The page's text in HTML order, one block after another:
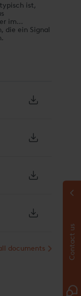
ist,
im
die ein Signal
documents Contact us